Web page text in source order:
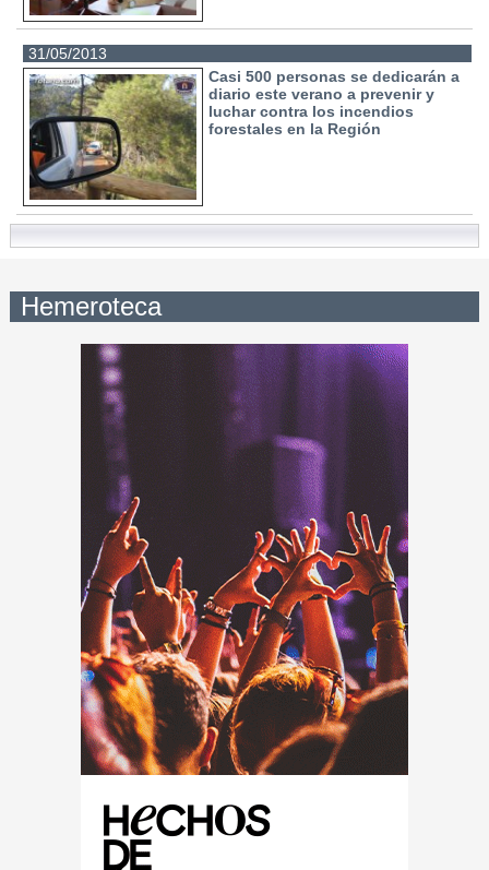
31/05/2013
Casi 500 personas se dedicarán a
diario este verano a prevenir y
luchar contra los incendios
forestales en la Región
Hemeroteca